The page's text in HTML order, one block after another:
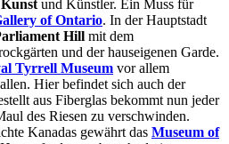
und Künstler. Ein Muss für
of Ontario. In der Hauptstadt
Hill mit dem
und der hauseigenen Garde.
Tyrrell Museum vor allem
Hier befindet sich auch der
aus Fiberglas bekommt nun jeder
des Riesen zu verschwinden.
Kanadas gewährt das Museum of